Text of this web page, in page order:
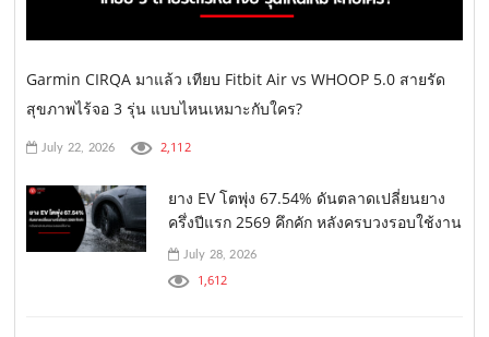
Garmin CIRQA มาแล้ว เทียบ Fitbit Air vs WHOOP 5.0 สายรัด
สุขภาพไร้จอ 3 รุ่น แบบไหนเหมาะกับใคร?
July 22, 2026 2,112
ยาง EV โตพุ่ง 67.54% ดันตลาดเปลี่ยนยาง
ครึ่งปีแรก 2569 คึกคัก หลังครบวงรอบใช้งาน
July 28, 2026
1,612